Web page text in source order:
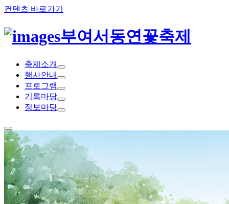
컨텐츠 바로가기
부여서동연꽃축제
축제 소개
행사안내
프 로 그램
기 록마당
정 보 마당